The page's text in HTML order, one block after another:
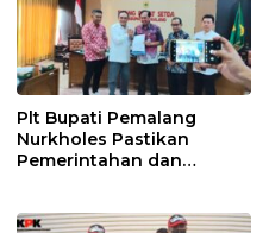
Plt Bupati Pemalang
Nurkholes Pastikan
Pemerintahan dan